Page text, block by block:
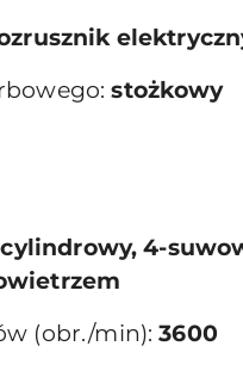
stożkowy
4-
(obr./min):3600